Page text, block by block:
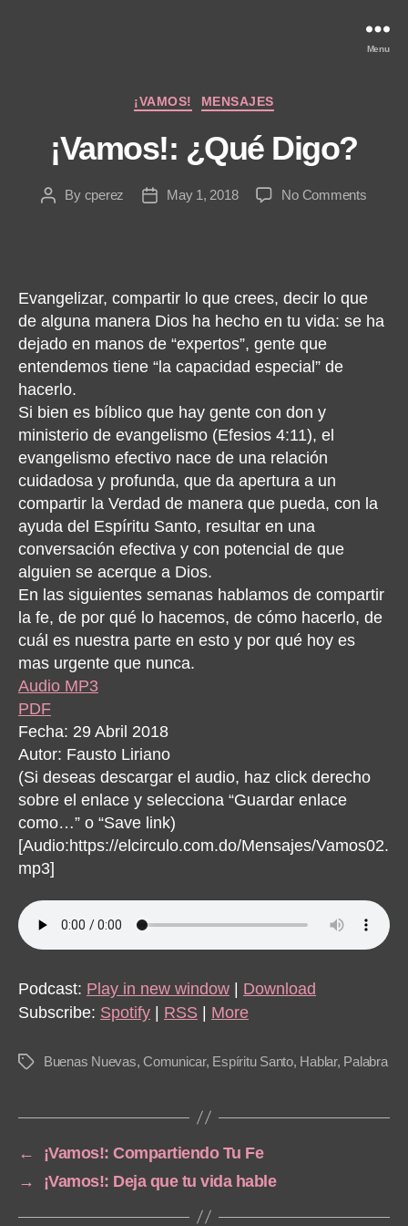
Menu
Categories
¡VAMOS! MENSAJES
¡Vamos!: ¿Qué Digo?
PostBy cperez
PostMay 1, 2018 No Commentson
Evangelizar, compartir lo que crees, decir lo que
de alguna manera Dios ha hecho en tu vida: se ha
dejado en manos de “expertos”, gente que
entendemos tiene “la capacidad especial” de
hacerlo.
Si bien es bíblico que hay gente con don y
ministerio de evangelismo (Efesios 4:11), el
evangelismo efectivo nace de una relación
cuidadosa y profunda, que da apertura a un
compartir la Verdad de manera que pueda, con la
ayuda del Espíritu Santo, resultar en una
conversación efectiva y con potencial de que
alguien se acerque a Dios.
En las siguientes semanas hablamos de compartir
la fe, de por qué lo hacemos, de cómo hacerlo, de
cuál es nuestra parte en esto y por qué hoy es
mas urgente que nunca.
Audio MP3
PDF
Fecha: 29 Abril 2018
Autor: Fausto Liriano
(Si deseas descargar el audio, haz click derecho
sobre el enlace y selecciona “Guardar enlace
como…” o “Save link)
[Audio:https://elcirculo.com.do/Mensajes/Vamos02.
mp3]
Podcast: Play in new window | Download
Subscribe: Spotify | RSS | More
Tags Buenas Nuevas,Comunicar, Espíritu Santo, Hablar, Palabra
←
¡Vamos!: Compartiendo Tu Fe
→
¡Vamos!: Deja que tu vida hable